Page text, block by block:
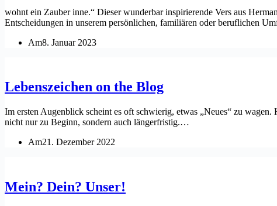
wohnt ein Zauber inne.“ Dieser wunderbar inspirierende Vers aus
Entscheidungen in unserem persönlichen, familiären oder beruflichen
Am8. Januar 2023
Lebenszeichen on the Blog
Im ersten Augenblick scheint es oft schwierig, etwas „Neues“ zu
nicht nur zu Beginn, sondern auch längerfristig.…
Am21. Dezember 2022
Mein? Dein? Unser!